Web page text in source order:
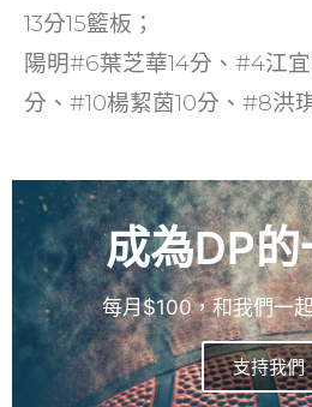
13分15籃板；
陽明#6葉芝華14分、#4江
分、#10楊絜茵10分、#8洪琪
成為DP
每月$100，和我們一
支持我們